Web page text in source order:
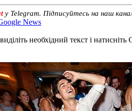
у Telegram. Підписуйтесь на наш
News
необхідний текст і